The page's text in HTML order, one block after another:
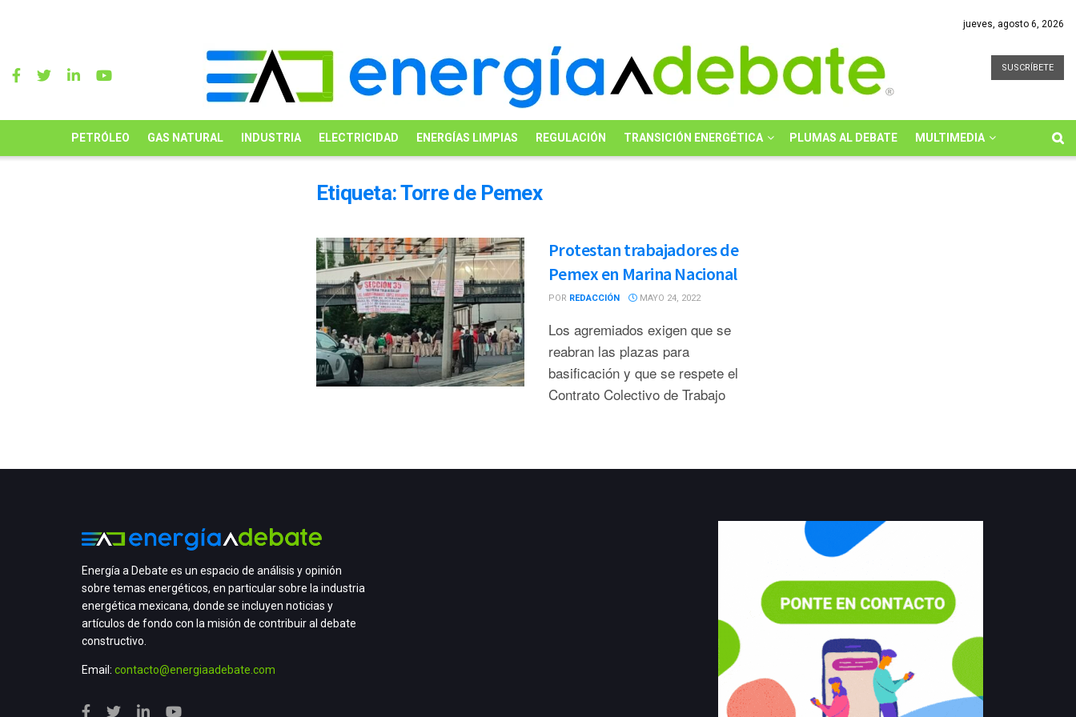
jueves, agosto 6, 2026
SUSCRÍBETE
PETRÓLEO GAS NATURAL INDUSTRIA ELECTRICIDAD ENERGÍAS LIMPIAS REGULACIÓN TRANSICIÓN ENERGÉTICA PLUMAS AL DEBATE MULTIMEDIA
Etiqueta:Torre de Pemex
Protestan trabajadores de
Pemex en Marina Nacional
POR REDACCIÓN MAYO 24, 2022
Los agremiados exigen que se
reabran las plazas para
basificación y que se respete el
Contrato Colectivo de Trabajo
Energía a Debate es un espacio de análisis y opinión
sobre temas energéticos, en particular sobre la industria
energética mexicana, donde se incluyen noticias y
artículos de fondo con la misión de contribuir al debate
constructivo.
Email: contacto@energiaadebate.com